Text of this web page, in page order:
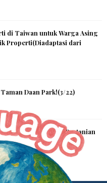
di Taiwan untuk Warga Asing
Properti(Diadaptasi dari
Daan Park!(3/22)
Pekerja Migran di Pertanian